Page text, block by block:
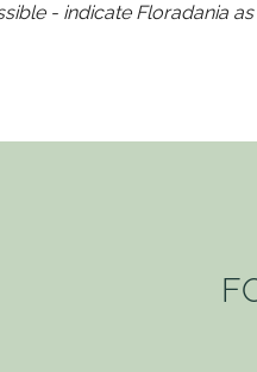
- indicate Floradania